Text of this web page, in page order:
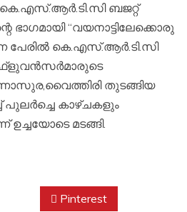
ബജറ്റ്
ഭാഗമായി “വയനാട്ടിലേക്കൊരു
പേരിൽ കെ.എസ്.ആർ.ടി.സി
തുടങ്ങിയ
പുലർച്ചെ കാഴ്ചകളും
മടങ്ങി.
Pinterest